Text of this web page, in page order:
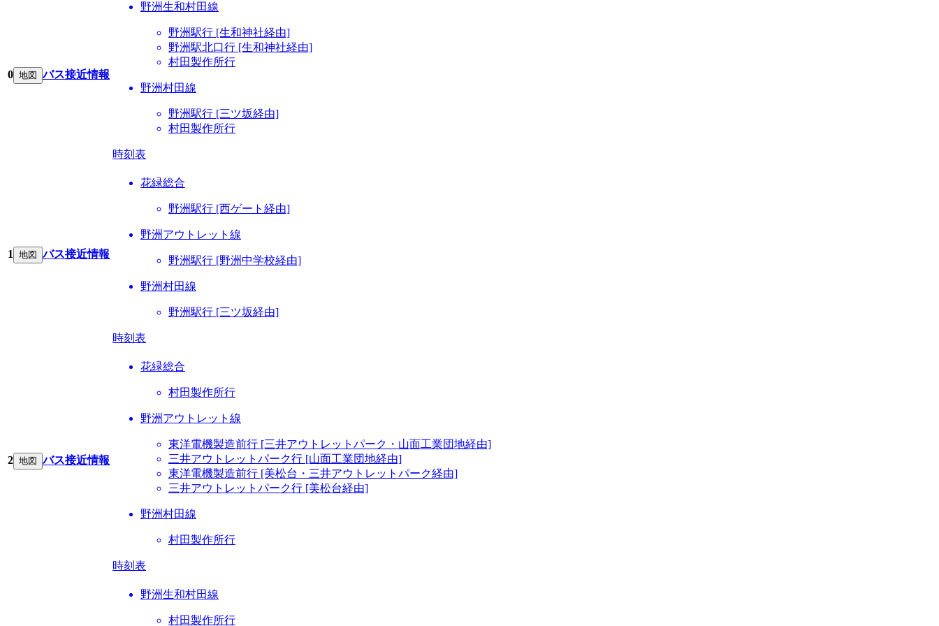
0 地図 バス接近情報
野洲生和村田線
野洲駅行 [生和神社経由]
野洲駅北口行 [生和神社経由]
村田製作所行
野洲村田線
野洲駅行 [三ツ坂経由]
村田製作所行
時刻表
1 地図 バス接近情報
花緑総合
野洲駅行 [西ゲート経由]
野洲アウトレット線
野洲駅行 [野洲中学校経由]
野洲村田線
野洲駅行 [三ツ坂経由]
時刻表
2 地図 バス接近情報
花緑総合
村田製作所行
野洲アウトレット線
東洋電機製造前行 [三井アウトレットパーク・山面工業団地経由]
三井アウトレットパーク行 [山面工業団地経由]
東洋電機製造前行 [美松台・三井アウトレットパーク経由]
三井アウトレットパーク行 [美松台経由]
野洲村田線
村田製作所行
時刻表
野洲生和村田線
村田製作所行